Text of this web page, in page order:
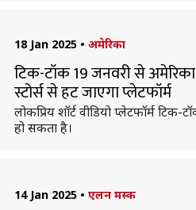
18 Jan 2025 • अमेरिका
टिक-टॉक 19 जनवरी से
स्टोर्स से हट जाएगा प्लेटफॉर्म
लोकप्रिय शॉर्ट वीडियो प्लेटफॉर्म
हो सकता है।
14 Jan 2025 • एलन मस्क